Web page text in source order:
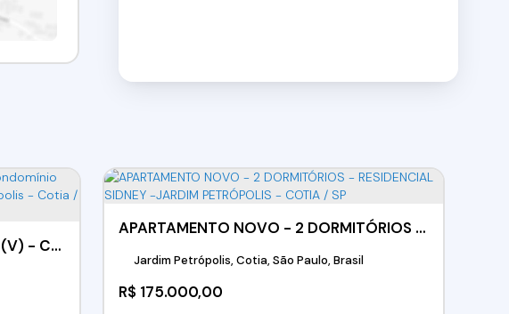
Apartamento com 2 Dormitórios (V) - Condomínio Residencial Vida Plena Cotia - Jardim Petrópolis - Cotia / SP
APARTAMENTO NOVO - 2 DORMITÓRIOS - RESIDENCIAL SIDNEY -JARDIM PETRÓPOLIS - COTIA / SP
R$ 175.000,00
Jardim Petrópolis, Cotia, São Paulo, Brasil